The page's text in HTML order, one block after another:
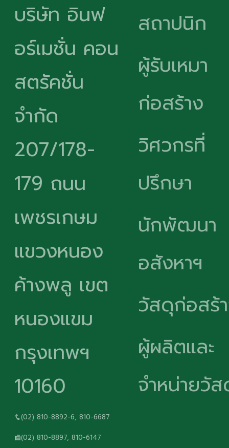
บริษัท อินฟ
อร์เมชั่น คอน
สตรัคชั่น
จำกัด
207/178-
179 ถนน
เพชรเกษม
แขวงหนอง
ค้างพลู เขต
หนองแขม
กรุงเทพฯ
10160
(02) 810-8892-6, 810-6687
(02) 810-8897, 810-6147
สถาปนิก
ผู้รับเหมา
ก่อสร้าง
วิศวกรที่
ปรึกษา
นักพัฒนา
อสังหาฯ
วัสดุก่อสร้
ผู้ผลิตและ
จำหน่ายวั